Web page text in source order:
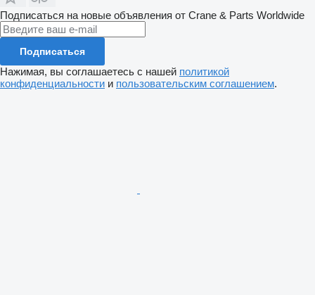
Подписаться на новые объявления от Crane & Parts Worldwide
Подписаться
Нажимая, вы соглашаетесь с нашей политикой
конфиденциальности и пользовательским соглашением.